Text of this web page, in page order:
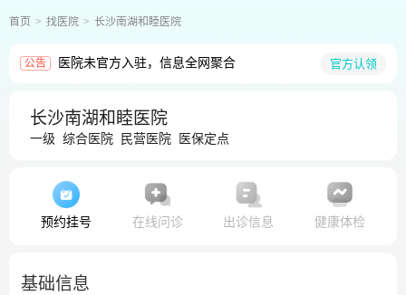
首页 找医院 长沙南湖和睦医院
公告 医院未官方入驻，信息全网聚合 官方认领
长沙南湖和睦医院
一级 综合医院 民营医院 医保定点
预约挂号 在线问诊 出诊信息 健康体检
基础信息